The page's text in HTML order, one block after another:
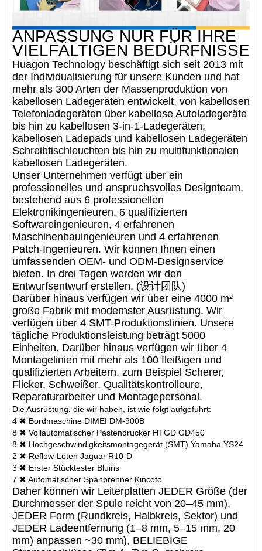
ANPASSUNG NUR FÜR IHRE
VIELFÄLTIGEN BEDÜRFNISSE
Huagon Technology beschäftigt sich seit 2013 mit
der Individualisierung für unsere Kunden und hat
mehr als 300 Arten der Massenproduktion von
kabellosen Ladegeräten entwickelt, von kabellosen
Telefonladegeräten über kabellose Autoladegeräte
bis hin zu kabellosen 3-in-1-Ladegeräten,
kabellosen Ladepads und kabellosen Ladegeräten
Schreibtischleuchten bis hin zu multifunktionalen
kabellosen Ladegeräten.
Unser Unternehmen verfügt über ein
professionelles und anspruchsvolles Designteam,
bestehend aus 6 professionellen
Elektronikingenieuren, 6 qualifizierten
Softwareingenieuren, 4 erfahrenen
Maschinenbauingenieuren und 4 erfahrenen
Patch-Ingenieuren. Wir können Ihnen einen
umfassenden OEM- und ODM-Designservice
bieten. In drei Tagen werden wir den
Entwurfsentwurf erstellen. (设计团队)
Darüber hinaus verfügen wir über eine 4000 m²
große Fabrik mit modernster Ausrüstung. Wir
verfügen über 4 SMT-Produktionslinien. Unsere
tägliche Produktionsleistung beträgt 5000
Einheiten. Darüber hinaus verfügen wir über 4
Montagelinien mit mehr als 100 fleißigen und
qualifizierten Arbeitern, zum Beispiel Scherer,
Flicker, Schweißer, Qualitätskontrolleure,
Reparaturarbeiter und Montagepersonal.
Die Ausrüstung, die wir haben, ist wie folgt aufgeführt:
4 ✖ Bordmaschine DIMEI DM-900B
8 ✖ Vollautomatischer Pastendrucker HTGD GD450
8 ✖ Hochgeschwindigkeitsmontagegerät (SMT) Yamaha YS24
2 ✖ Reflow-Löten Jaguar R10-D
3 ✖ Erster Stücktester Bluiris
7 ✖ Automatischer Spanbrenner Kincoto
Daher können wir Leiterplatten JEDER Größe (der
Durchmesser der Spule reicht von 20–45 mm),
JEDER Form (Rundkreis, Halbkreis, Sektor) und
JEDER Ladeentfernung (1–8 mm, 5–15 mm, 20
mm) anpassen ~30 mm), BELIEBIGE